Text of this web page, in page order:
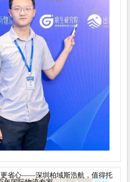
更省心——深圳柏域斯浩航，值得托